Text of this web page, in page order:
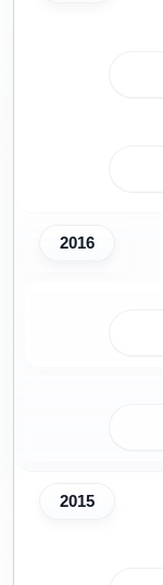
2016
2015